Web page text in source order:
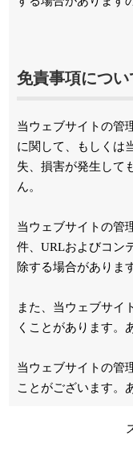
免責事項につい
当ウェブサイトの管
に関して、もしくは
失、損害が発生して
ん。
当ウェブサイトの管
件、URLおよびコン
除する場合がありま
また、当ウェブサイ
くことがあります。
当ウェブサイトの管
ことがございます。